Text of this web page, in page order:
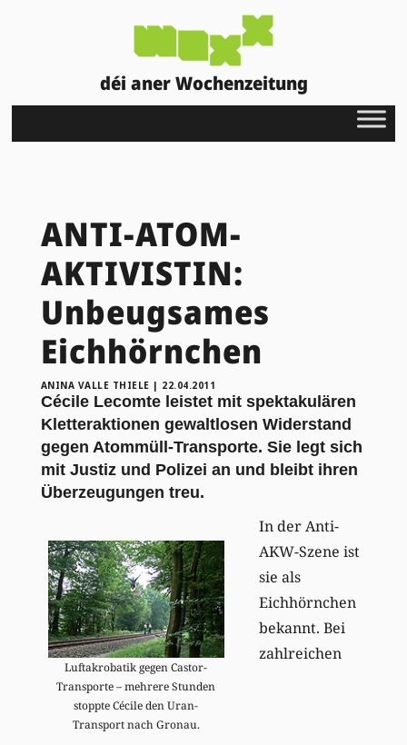
déi aner Wochenzeitung
ANTI-ATOM-
AKTIVISTIN:
Unbeugsames
Eichhörnchen
ANINA VALLE THIELE | 22.04.2011
Cécile Lecomte leistet mit spektakulären
Kletteraktionen gewaltlosen Widerstand
gegen Atommüll-Transporte. Sie legt sich
mit Justiz und Polizei an und bleibt ihren
Überzeugungen treu.
Luftakrobatik gegen Castor-
Transporte – mehrere Stunden
stoppte Cécile den Uran-
Transport nach Gronau.
In der Anti-
AKW-Szene ist
sie als
Eichhörnchen
bekannt. Bei
zahlreichen